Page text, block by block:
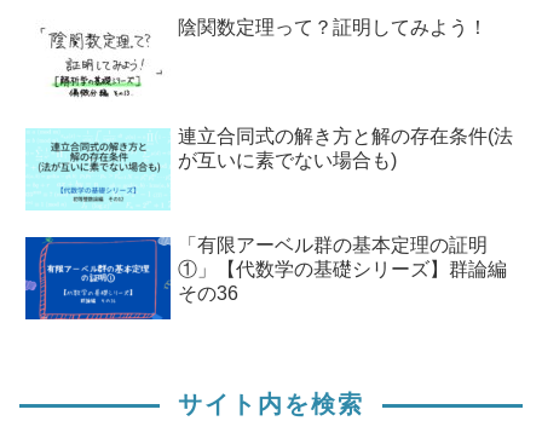
陰関数定理って？証明してみよう！
連立合同式の解き方と解の存在条件(法
が互いに素でない場合も)
「有限アーベル群の基本定理の証明
①」【代数学の基礎シリーズ】群論編
その36
サイト内を検索